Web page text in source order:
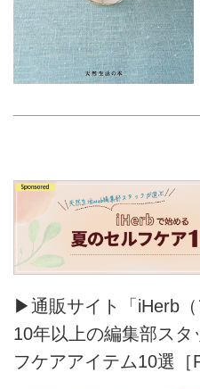
▶通販サイト「iHerb
10年以上の編集部ス
フケアアイテム10選［